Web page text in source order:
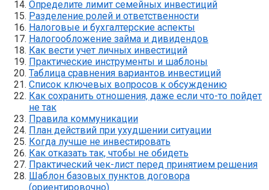
Определите лимит семейных инвестиций
Разделение ролей и ответственности
Налоговые и бухгалтерские аспекты
Налогообложение займа и дивидендов
Как вести учет личных инвестиций
Практические инструменты и шаблоны
Таблица сравнения вариантов инвестиций
Список ключевых вопросов к обсуждению
Как сохранить отношения, даже если что-то пойдет
не так
Правила коммуникации
План действий при ухудшении ситуации
Когда лучше не инвестировать
Как отказать так, чтобы не обидеть
Практический чек-лист перед принятием решения
Шаблон базовых пунктов договора
(ориентировочно)